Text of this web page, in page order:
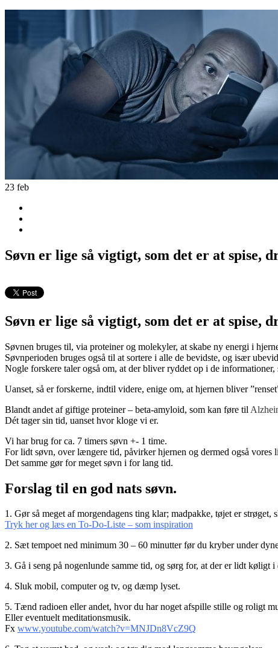
23 feb
Søvn er lige så vigtigt, som det er at spise,
Søvn er lige så vigtigt, som det er at spise,
Søvnen bruges til, via proteiner og molekyler, at skabe ny energi i
Søvnperioden bruges også til at sortere i alle de bevidste, og især
Nogle forskere taler også om, at der bliver ryddet op i de
Uanset, så er forskerne, indtil videre, enige om, at hjernen bliver
Blandt andet af giftige proteiner – beta-amyloid, som kan føre til
Dét tager sin tid, uanset hvor kloge vi er.
Vi har brug for ca. 7 timers søvn +- 1 time.
For lidt søvn, over længere tid, påvirker hjernen og dermed også vores
Det samme gør for meget søvn i for lang tid.
Forslag til en god nats søvn.
1. Gør så meget af morgendagens ting klar; madpakke, tøjet er strøget,
Tryk her og læs en To-Do-Liste – som inspiration
2. Sæt tempoet ned minimum 30 – 60 minutter før du kryber under
3. Gå i seng på nogenlunde samme tid, og sørg for, at der er lidt
4. Sluk mobil, computer og tv, og dæmp lyset.
5. Tænd radioen eller andet, hvor du har noget afspille stille og roligt
Eller eventuelt meditationsmusik.
Fx www.youtube.com/watch?v=MNJDn8VcZ9Q